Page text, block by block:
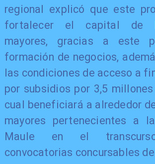
regional explicó que este
fortalecer el capital de
mayores, gracias a este
formación de negocios,
las condiciones de acceso a
por subsidios por 3,5
cual beneficiará a alrededor
mayores pertenecientes a
Maule en el
convocatorias concursables de